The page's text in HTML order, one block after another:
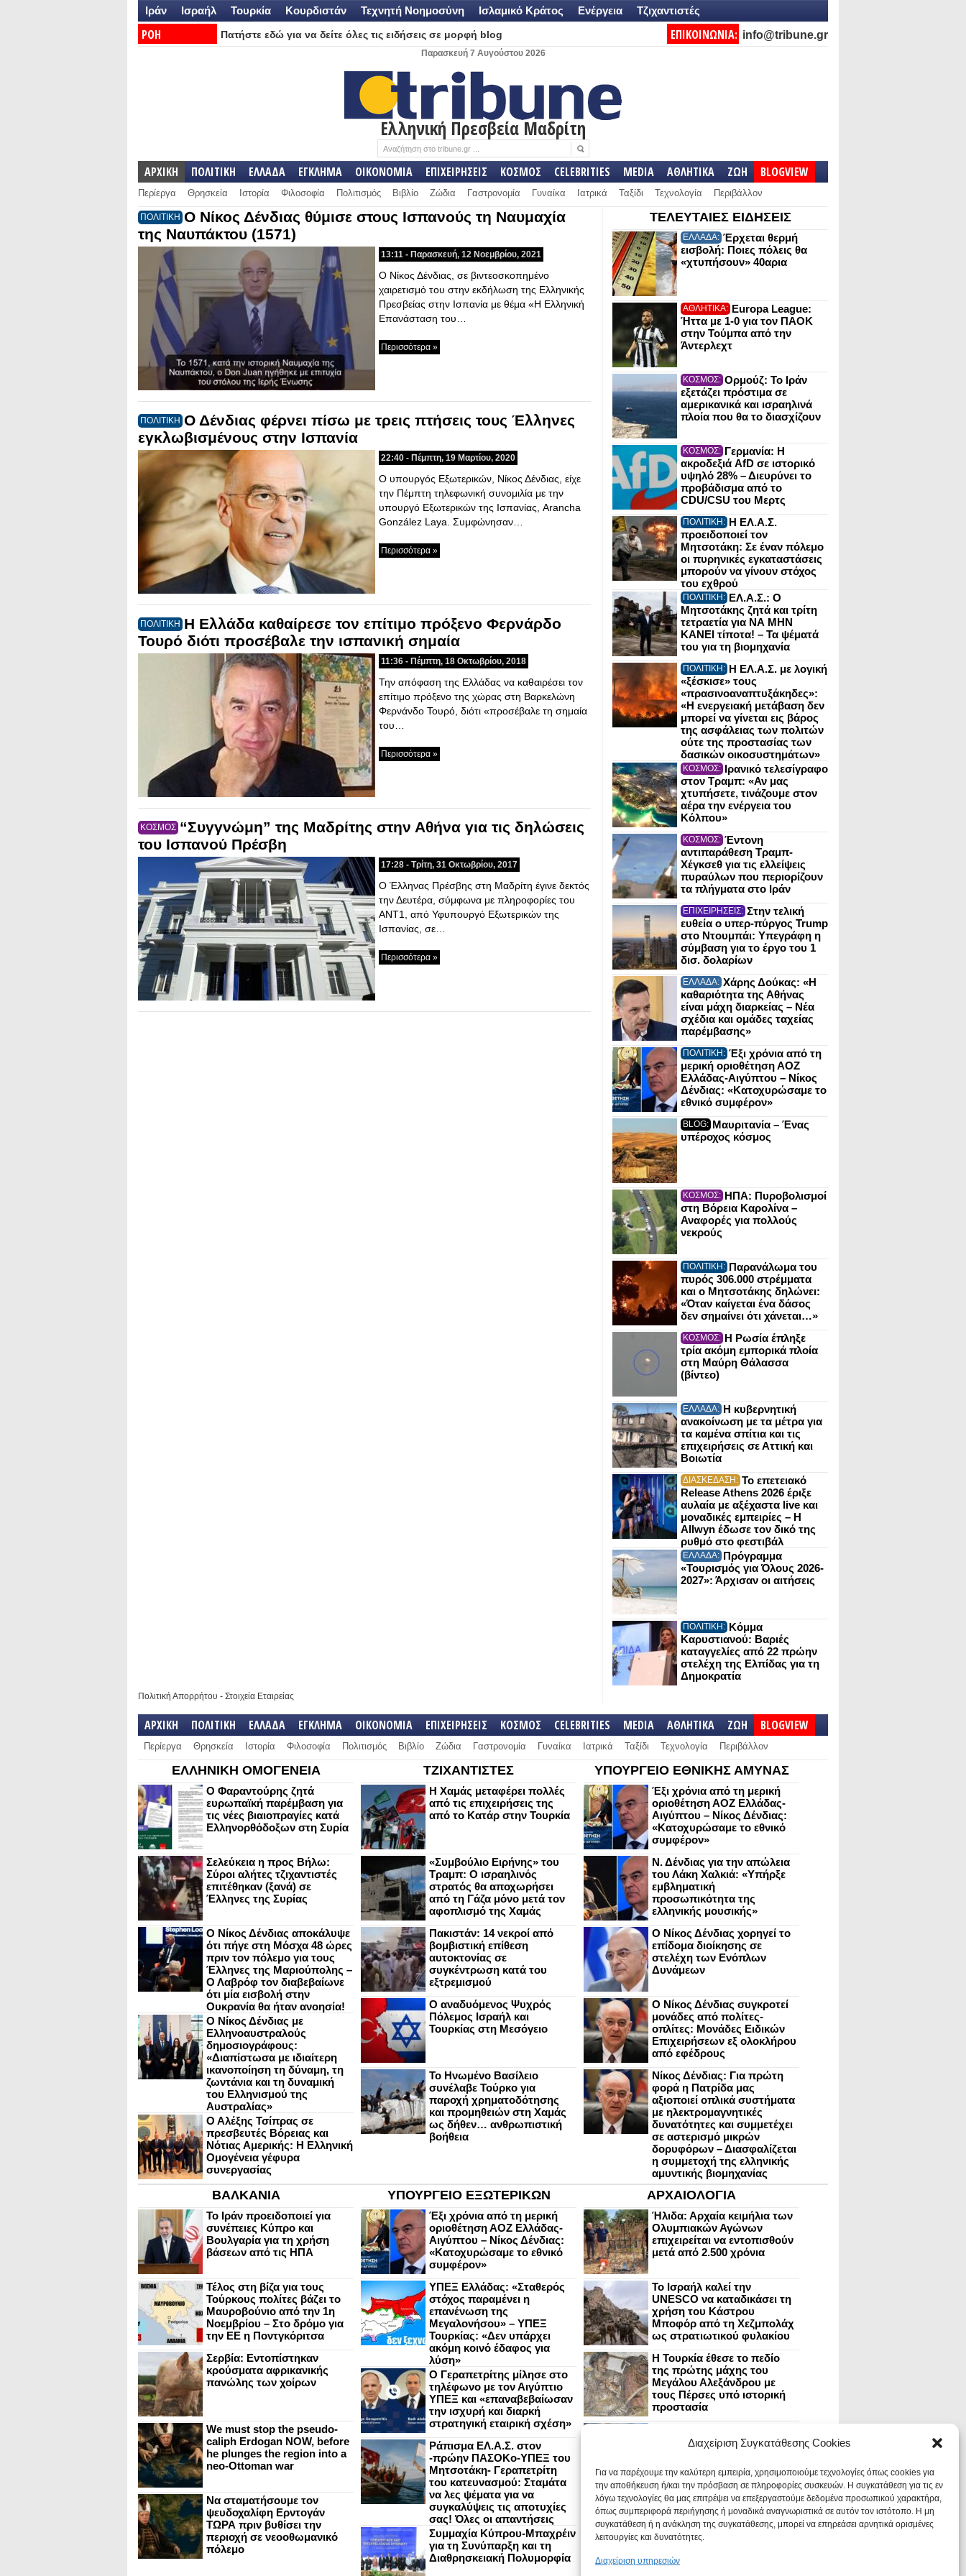
Διαχείριση Συγκατάθεσης Cookies
Για να παρέχουμε την καλύτερη εμπειρία, χρησιμοποιούμε τεχνολογίες όπως cookies για
την αποθήκευση ή/και την πρόσβαση σε πληροφορίες συσκευών. Η συγκατάθεση για τις εν
λόγω τεχνολογίες θα μας επιτρέψει να επεξεργαστούμε δεδομένα προσωπικού χαρακτήρα,
όπως συμπεριφορά περιήγησης ή μοναδικά αναγνωριστικά σε αυτόν τον ιστότοπο. Η μη
συγκατάθεση ή η ανάκληση της συγκατάθεσης, μπορεί να επηρεάσει αρνητικά ορισμένες
λειτουργίες και δυνατότητες.
Διαχείριση υπηρεσιών
Ιράν Ισραήλ Τουρκία Κουρδιστάν Τεχνητή Νοημοσύνη Ισλαμικό Κράτος Ενέργεια Τζιχαντιστές
ΡΟΗ
Πατήστε εδώ για να δείτε όλες τις ειδήσεις σε μορφή blog ΕΠΙΚΟΙΝΩΝΙΑ: info@tribune.gr
Παρασκευή 7 Αυγούστου 2026
Ελληνική Πρεσβεία Μαδρίτη
ΑΡΧΙΚΗ ΠΟΛΙΤΙΚΗ ΕΛΛΑΔΑ ΕΓΚΛΗΜΑ ΟΙΚΟΝΟΜΙΑ ΕΠΙΧΕΙΡΗΣΕΙΣ ΚΟΣΜΟΣ CELEBRITIES MEDIA ΑΘΛΗΤΙΚΑ ΖΩΗ BLOGVIEW
Περίεργα Θρησκεία Ιστορία Φιλοσοφία Πολιτισμός Βιβλίο Ζώδια Γαστρονομία Γυναίκα Ιατρικά Ταξίδι Τεχνολογία Περιβάλλον
ΠΟΛΙΤΙΚΗ Ο Νίκος Δένδιας θύμισε στους Ισπανούς τη Ναυμαχία
της Ναυπάκτου (1571)
13:11 - Παρασκευή, 12 Νοεμβρίου, 2021
Ο Νίκος Δένδιας, σε βιντεοσκοπημένο
χαιρετισμό του στην εκδήλωση της Ελληνικής
Πρεσβείας στην Ισπανία με θέμα «Η Ελληνική
Επανάσταση του…
Περισσότερα »
ΠΟΛΙΤΙΚΗ Ο Δένδιας φέρνει πίσω με τρεις πτήσεις τους Έλληνες
εγκλωβισμένους στην Ισπανία
22:40 - Πέμπτη, 19 Μαρτίου, 2020
Ο υπουργός Εξωτερικών, Νίκος Δένδιας, είχε
την Πέμπτη τηλεφωνική συνομιλία με την
υπουργό Εξωτερικών της Ισπανίας, Arancha
González Laya. Συμφώνησαν…
Περισσότερα »
ΠΟΛΙΤΙΚΗ Η Ελλάδα καθαίρεσε τον επίτιμο πρόξενο Φερνάρδο
Τουρό διότι προσέβαλε την ισπανική σημαία
11:36 - Πέμπτη, 18 Οκτωβρίου, 2018
Την απόφαση της Ελλάδας να καθαιρέσει τον
επίτιμο πρόξενο της χώρας στη Βαρκελώνη
Φερνάνδο Τουρό, διότι «προσέβαλε τη σημαία
του…
Περισσότερα »
ΚΟΣΜΟΣ “Συγγνώμη” της Μαδρίτης στην Αθήνα για τις δηλώσεις
του Ισπανού Πρέσβη
17:28 - Τρίτη, 31 Οκτωβρίου, 2017
O Έλληνας Πρέσβης στη Μαδρίτη έγινε δεκτός
την Δευτέρα, σύμφωνα με πληροφορίες του
ΑΝΤ1, από Υφυπουργό Εξωτερικών της
Ισπανίας, σε…
Περισσότερα »
ΤΕΛΕΥΤΑΙΕΣ ΕΙΔΗΣΕΙΣ
ΕΛΛΑΔΑ: Έρχεται θερμή
εισβολή: Ποιες πόλεις θα
«χτυπήσουν» 40αρια
ΑΘΛΗΤΙΚΑ: Europa League:
Ήττα με 1-0 για τον ΠΑΟΚ
στην Τούμπα από την
Άντερλεχτ
ΚΟΣΜΟΣ: Ορμούζ: Το Ιράν
εξετάζει πρόστιμα σε
αμερικανικά και ισραηλινά
πλοία που θα το διασχίζουν
ΚΟΣΜΟΣ: Γερμανία: Η
ακροδεξιά AfD σε ιστορικό
υψηλό 28% – Διευρύνει το
προβάδισμα από το
CDU/CSU του Μερτς
ΠΟΛΙΤΙΚΗ: Η ΕΛ.Α.Σ.
προειδοποιεί τον
Μητσοτάκη: Σε έναν πόλεμο
οι πυρηνικές εγκαταστάσεις
μπορούν να γίνουν στόχος
του εχθρού
ΠΟΛΙΤΙΚΗ: ΕΛ.Α.Σ.: Ο
Μητσοτάκης ζητά και τρίτη
τετραετία για ΝΑ ΜΗΝ
ΚΑΝΕΙ τίποτα! – Τα ψέματά
του για τη βιομηχανία
ΠΟΛΙΤΙΚΗ: Η ΕΛ.Α.Σ. με λογική
«ξέσκισε» τους
«πρασινοαναπτυξάκηδες»:
«Η ενεργειακή μετάβαση δεν
μπορεί να γίνεται εις βάρος
της ασφάλειας των πολιτών
ούτε της προστασίας των
δασικών οικοσυστημάτων»
ΚΟΣΜΟΣ: Ιρανικό τελεσίγραφο
στον Τραμπ: «Αν μας
χτυπήσετε, τινάζουμε στον
αέρα την ενέργεια του
Κόλπου»
ΚΟΣΜΟΣ: Έντονη
αντιπαράθεση Τραμπ-
Χέγκσεθ για τις ελλείψεις
πυραύλων που περιορίζουν
τα πλήγματα στο Ιράν
ΕΠΙΧΕΙΡΗΣΕΙΣ: Στην τελική
ευθεία ο υπερ-πύργος Trump
στο Ντουμπάι: Υπεγράφη η
σύμβαση για το έργο του 1
δισ. δολαρίων
ΕΛΛΑΔΑ: Χάρης Δούκας: «Η
καθαριότητα της Αθήνας
είναι μάχη διαρκείας – Νέα
σχέδια και ομάδες ταχείας
παρέμβασης»
ΠΟΛΙΤΙΚΗ: Έξι χρόνια από τη
μερική οριοθέτηση ΑΟΖ
Ελλάδας-Αιγύπτου – Νίκος
Δένδιας: «Κατοχυρώσαμε το
εθνικό συμφέρον»
BLOG: Μαυριτανία – Ένας
υπέροχος κόσμος
ΚΟΣΜΟΣ: ΗΠΑ: Πυροβολισμοί
στη Βόρεια Καρολίνα –
Αναφορές για πολλούς
νεκρούς
ΠΟΛΙΤΙΚΗ: Παρανάλωμα του
πυρός 306.000 στρέμματα
και ο Μητσοτάκης δηλώνει:
«Όταν καίγεται ένα δάσος
δεν σημαίνει ότι χάνεται…»
ΚΟΣΜΟΣ: Η Ρωσία έπληξε
τρία ακόμη εμπορικά πλοία
στη Μαύρη Θάλασσα
(βίντεο)
ΕΛΛΑΔΑ: Η κυβερνητική
ανακοίνωση με τα μέτρα για
τα καμένα σπίτια και τις
επιχειρήσεις σε Αττική και
Βοιωτία
ΔΙΑΣΚΕΔΑΣΗ: Το επετειακό
Release Athens 2026 έριξε
αυλαία με αξέχαστα live και
μοναδικές εμπειρίες – Η
Allwyn έδωσε τον δικό της
ρυθμό στο φεστιβάλ
ΕΛΛΑΔΑ: Πρόγραμμα
«Τουρισμός για Όλους 2026-
2027»: Άρχισαν οι αιτήσεις
ΠΟΛΙΤΙΚΗ: Κόμμα
Καρυστιανού: Βαριές
καταγγελίες από 22 πρώην
στελέχη της Ελπίδας για τη
Δημοκρατία
Πολιτική Απορρήτου - Στοιχεία Εταιρείας
ΑΡΧΙΚΗ ΠΟΛΙΤΙΚΗ ΕΛΛΑΔΑ ΕΓΚΛΗΜΑ ΟΙΚΟΝΟΜΙΑ ΕΠΙΧΕΙΡΗΣΕΙΣ ΚΟΣΜΟΣ CELEBRITIES MEDIA ΑΘΛΗΤΙΚΑ ΖΩΗ BLOGVIEW
Περίεργα Θρησκεία Ιστορία Φιλοσοφία Πολιτισμός Βιβλίο Ζώδια Γαστρονομία Γυναίκα Ιατρικά Ταξίδι Τεχνολογία Περιβάλλον
ΕΛΛΗΝΙΚΗ ΟΜΟΓΕΝΕΙΑ
Ο Φαραντούρης ζητά
ευρωπαϊκή παρέμβαση για
τις νέες βιαιοπραγίες κατά
Ελληνορθόδοξων στη Συρία
Σελεύκεια η προς Βήλω:
Σύροι αλήτες τζιχαντιστές
επιτέθηκαν (ξανά) σε
Έλληνες της Συρίας
Ο Νίκος Δένδιας αποκάλυψε
ότι πήγε στη Μόσχα 48 ώρες
πριν τον πόλεμο για τους
Έλληνες της Μαριούπολης –
Ο Λαβρόφ τον διαβεβαίωνε
ότι μία εισβολή στην
Ουκρανία θα ήταν ανοησία!
Ο Νίκος Δένδιας με
Ελληνοαυστραλούς
δημοσιογράφους:
«Διαπίστωσα με ιδιαίτερη
ικανοποίηση τη δύναμη, τη
ζωντάνια και τη δυναμική
του Ελληνισμού της
Αυστραλίας»
Ο Αλέξης Τσίπρας σε
πρεσβευτές Βόρειας και
Νότιας Αμερικής: Η Ελληνική
Ομογένεια γέφυρα
συνεργασίας
ΤΖΙΧΑΝΤΙΣΤΕΣ
Η Χαμάς μεταφέρει πολλές
από τις επιχειρήσεις της
από το Κατάρ στην Τουρκία
«Συμβούλιο Ειρήνης» του
Τραμπ: Ο ισραηλινός
στρατός θα αποχωρήσει
από τη Γάζα μόνο μετά τον
αφοπλισμό της Χαμάς
Πακιστάν: 14 νεκροί από
βομβιστική επίθεση
αυτοκτονίας σε
συγκέντρωση κατά του
εξτρεμισμού
Ο αναδυόμενος Ψυχρός
Πόλεμος Ισραήλ και
Τουρκίας στη Μεσόγειο
Το Ηνωμένο Βασίλειο
συνέλαβε Τούρκο για
παροχή χρηματοδότησης
και προμηθειών στη Χαμάς
ως δήθεν… ανθρωπιστική
βοήθεια
ΥΠΟΥΡΓΕΙΟ ΕΘΝΙΚΗΣ ΑΜΥΝΑΣ
Έξι χρόνια από τη μερική
οριοθέτηση ΑΟΖ Ελλάδας-
Αιγύπτου – Νίκος Δένδιας:
«Κατοχυρώσαμε το εθνικό
συμφέρον»
Ν. Δένδιας για την απώλεια
του Λάκη Χαλκιά: «Υπήρξε
εμβληματική
προσωπικότητα της
ελληνικής μουσικής»
Ο Νίκος Δένδιας χορηγεί το
επίδομα διοίκησης σε
στελέχη των Ενόπλων
Δυνάμεων
Ο Νίκος Δένδιας συγκροτεί
μονάδες από πολίτες-
οπλίτες: Μονάδες Ειδικών
Επιχειρήσεων εξ ολοκλήρου
από εφέδρους
Νίκος Δένδιας: Για πρώτη
φορά η Πατρίδα μας
αξιοποιεί οπλικά συστήματα
με ηλεκτρομαγνητικές
δυνατότητες και συμμετέχει
σε αστερισμό μικρών
δορυφόρων – Διασφαλίζεται
η συμμετοχή της ελληνικής
αμυντικής βιομηχανίας
ΒΑΛΚΑΝΙΑ
Το Ιράν προειδοποιεί για
συνέπειες Κύπρο και
Βουλγαρία για τη χρήση
βάσεων από τις ΗΠΑ
Τέλος στη βίζα για τους
Τούρκους πολίτες βάζει το
Μαυροβούνιο από την 1η
Νοεμβρίου – Στο δρόμο για
την ΕΕ η Ποντγκόριτσα
Σερβία: Εντοπίστηκαν
κρούσματα αφρικανικής
πανώλης των χοίρων
We must stop the pseudo-
caliph Erdogan NOW, before
he plunges the region into a
neo-Ottoman war
Να σταματήσουμε τον
ψευδοχαλίφη Ερντογάν
ΤΩΡΑ πριν βυθίσει την
περιοχή σε νεοοθωμανικό
πόλεμο
ΥΠΟΥΡΓΕΙΟ ΕΞΩΤΕΡΙΚΩΝ
Έξι χρόνια από τη μερική
οριοθέτηση ΑΟΖ Ελλάδας-
Αιγύπτου – Νίκος Δένδιας:
«Κατοχυρώσαμε το εθνικό
συμφέρον»
ΥΠΕΞ Ελλάδας: «Σταθερός
στόχος παραμένει η
επανένωση της
Μεγαλονήσου» – ΥΠΕΞ
Τουρκίας: «Δεν υπάρχει
ακόμη κοινό έδαφος για
λύση»
Ο Γεραπετρίτης μίλησε στο
τηλέφωνο με τον Αιγύπτιο
ΥΠΕΞ και «επαναβεβαίωσαν
την ισχυρή και διαρκή
στρατηγική εταιρική σχέση»
Ράπισμα ΕΛ.Α.Σ. στον
-πρώην ΠΑΣΟΚο-ΥΠΕΞ του
Μητσοτάκη- Γεραπετρίτη
του κατευνασμού: Σταμάτα
να λες ψέματα για να
συγκαλύψεις τις αποτυχίες
σας! Όλες οι απαντήσεις
Συμμαχία Κύπρου-Μπαχρέιν
για τη Συνύπαρξη και τη
Διαθρησκειακή Πολυμορφία
ΑΡΧΑΙΟΛΟΓΙΑ
Ήλιδα: Αρχαία κειμήλια των
Ολυμπιακών Αγώνων
επιχειρείται να εντοπισθούν
μετά από 2.500 χρόνια
Το Ισραήλ καλεί την
UNESCO να καταδικάσει τη
χρήση του Κάστρου
Μποφόρ από τη Χεζμπολάχ
ως στρατιωτικού φυλακίου
Η Τουρκία έθεσε το πεδίο
της πρώτης μάχης του
Μεγάλου Αλεξάνδρου με
τους Πέρσες υπό ιστορική
προστασία
ανακτόρου στην
στο Παλάτι των Δεσποτών
Οι Νεάντερταλ έκαναν
οδοντιατρικές επεμβάσεις σε
χαλασμένα δόντια, σύμφωνα
με ευρήματα